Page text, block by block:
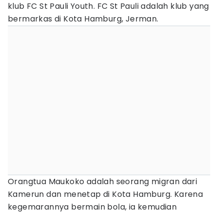
klub FC St Pauli Youth. FC St Pauli adalah klub yang
bermarkas di Kota Hamburg, Jerman.
Orangtua Maukoko adalah seorang migran dari
Kamerun dan menetap di Kota Hamburg. Karena
kegemarannya bermain bola, ia kemudian